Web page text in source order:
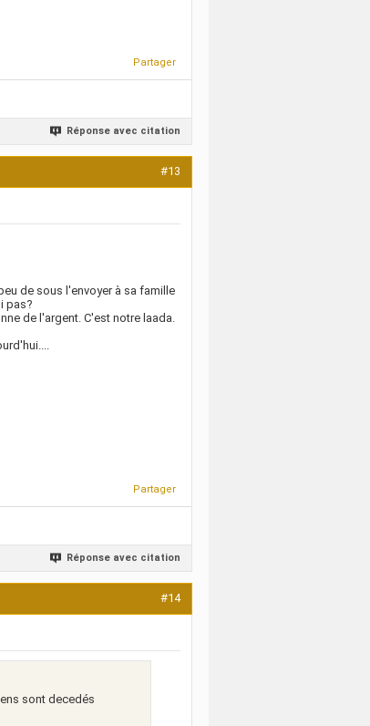
Partager
Réponse avec citation
#13
de sous l'envoyer à sa famille
pas?
de l'argent. C'est notre laada.
Partager
Réponse avec citation
#14
sont decedés